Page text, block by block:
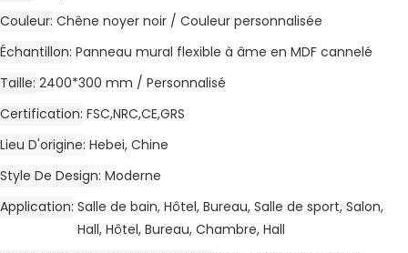
Couleur Chêne noyer noir / Couleur personnalisée
Échantillon Panneau mural flexible à âme en MDF cannelé
Taille 2400*300 mm / Personnalisé
Certification FSC,NRC,CE,GRS
Lieu D'origine Hebei, Chine
Style De Design Moderne
Application Salle de bain, Hôtel, Bureau, Salle de sport, Salon,
Hall, Hôtel, Bureau, Chambre, Hall